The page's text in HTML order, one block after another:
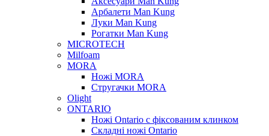
Арбалети Man Kung
Луки Man Kung
Рогатки Man Kung
MICROTECH
Milfoam
MORA
Ножі MORA
Стругачки MORA
Olight
ONTARIO
Ножі Ontario c фіксованим клинком
Складні ножі Ontario